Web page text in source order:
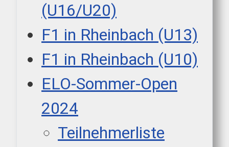
(U16/U20)
F1 in Rheinbach (U13)
F1 in Rheinbach (U10)
ELO-Sommer-Open
2024
Teilnehmerliste